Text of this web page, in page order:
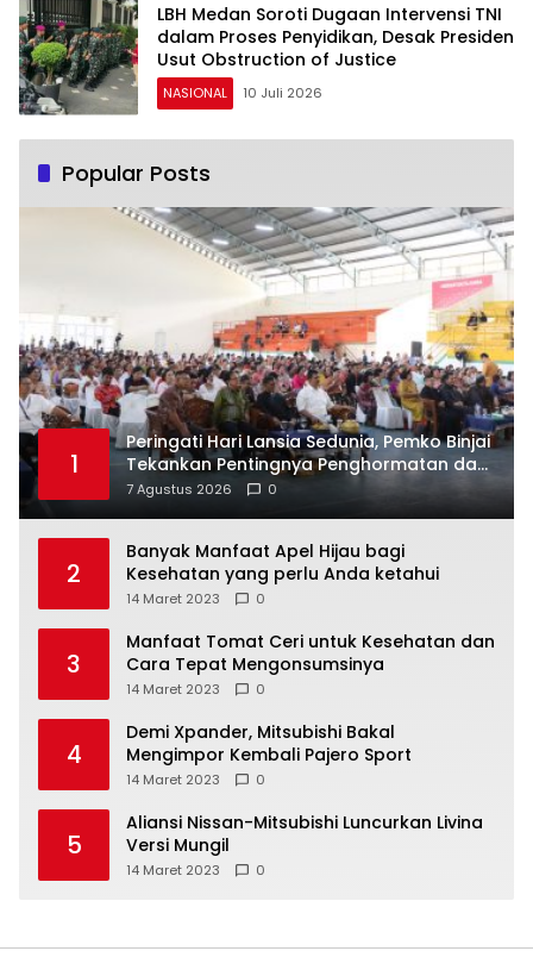
LBH Medan Soroti Dugaan Intervensi TNI
dalam Proses Penyidikan, Desak Presiden
Usut Obstruction of Justice
NASIONAL 10 Juli 2026
Popular Posts
1
Peringati Hari Lansia Sedunia, Pemko Binjai
Tekankan Pentingnya Penghormatan dan
Perhatian kepada Lansia
7 Agustus 2026 0
2
Banyak Manfaat Apel Hijau bagi
Kesehatan yang perlu Anda ketahui
14 Maret 2023 0
3
Manfaat Tomat Ceri untuk Kesehatan dan
Cara Tepat Mengonsumsinya
14 Maret 2023 0
4
Demi Xpander, Mitsubishi Bakal
Mengimpor Kembali Pajero Sport
14 Maret 2023 0
5
Aliansi Nissan-Mitsubishi Luncurkan Livina
Versi Mungil
14 Maret 2023 0